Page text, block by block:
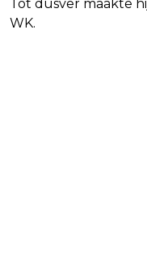
Tot dusver maakte
WK.